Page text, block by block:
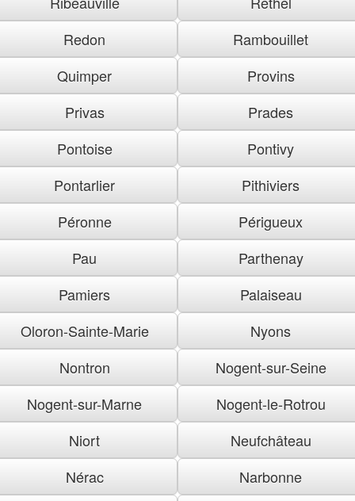
Redon
Rambouillet
Quimper
Provins
Privas
Prades
Pontoise
Pontivy
Pontarlier
Pithiviers
Péronne
Périgueux
Pau
Parthenay
Pamiers
Palaiseau
Oloron-Sainte-Marie
Nyons
Nontron
Nogent-sur-Seine
Nogent-sur-Marne
Nogent-le-Rotrou
Niort
Neufchâteau
Nérac
Narbonne